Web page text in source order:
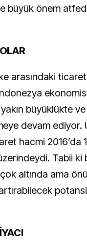
büyük önem
arasındaki
büyüklükte ve
devam ediyor.
hacmi 2016’da
Tabii ki
altında ama